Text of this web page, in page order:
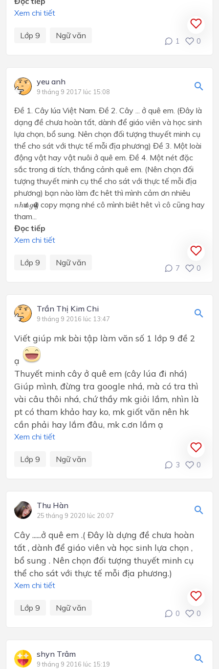
Xem chi tiết
Lớp 9 Ngữ văn
1 0
yeu anh
9 tháng 9 2017 lúc 15:08
Đề 1. Cây lúa Việt Nam. Đề 2. Cây ... ở quê em. (Đây là
dạng đề chưa hoàn tất, dành để giáo viên và học sinh
lựa chọn, bổ sung. Nên chọn đối tượng thuyết minh cụ
thể cho sát với thực tế mỗi địa phương) Đề 3. Một loài
động vật hay vật nuôi ở quê em. Đề 4. Một nét đặc
sắc trong di tích, thắng cảnh quê em. (Nên chọn đối
tượng thuyết minh cụ thể cho sát với thực tế mỗi địa
phương) bạn nào làm đc hêt thì mình cảm ơn nhiêu
như
ngđ
ư
g
h ưn gđcopy mạng nhé cô mình biêt hêt vì cô cũng hay
tham...
Đọc tiếp
Xem chi tiết
Lớp 9 Ngữ văn
7 0
Trần Thị Kim Chi
9 tháng 9 2016 lúc 13:47
Viết giúp mk bài tập làm văn số 1 lớp 9 đề 2
ạ
Thuyết minh cây ở quê em (cây lúa đi nhá)
Giúp mình, đừng tra google nhá, mà có tra thì
vài câu thôi nhá, chứ thầy mk giỏi lắm, nhìn là
pt có tham khảo hay ko, mk giốt văn nên hk
cần phải hay lắm đâu, mk c.ơn lắm ạ
Xem chi tiết
Lớp 9 Ngữ văn
3 0
Thu Hàn
25 tháng 9 2020 lúc 20:07
Cây ......ở quê em .( Đây là dựng đề chưa hoàn
tất , dành để giáo viên và học sinh lựa chọn ,
bổ sung . Nên chọn đối tượng thuyết minh cụ
thể cho sát với thực tế mỗi địa phương.)
Xem chi tiết
Lớp 9 Ngữ văn
0 0
shyn Trâm
9 tháng 9 2016 lúc 15:19